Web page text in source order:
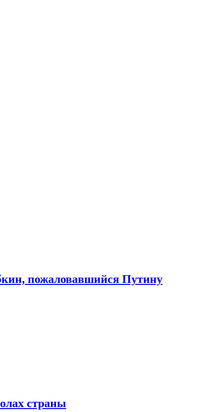
пожаловавшийся Путину
страны